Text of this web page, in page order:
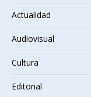
Actualidad
Audiovisual
Cultura
Editorial